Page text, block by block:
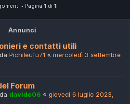
• Pagina 1 di 1
Annunci
e contatti utili
Pichileufu71 « mercoledì 3 settembre
Forum
davide06 « giovedì 6 luglio 2023,